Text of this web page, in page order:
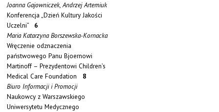
Joanna Gajowniczek, Andrzej Artemiuk
Konferencja „Dzień Kultury Jakości
Uczelni”
6
Maria Katarzyna Borszewska-Kornacka
Wręczenie odznaczenia
państwowego Panu Bjoernowi
Martinoff – Prezydentowi Children’s
Medical Care Foundation 8
Biuro Informacji i Promocji
Naukowcy z Warszawskiego
Uniwersytetu Medycznego